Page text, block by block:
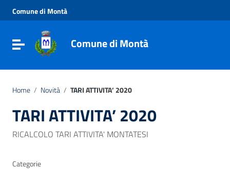
Vai al menu di navigazione
Vai al footer
Comune di Montà
Toggle navigationComune di Montà
Home / Novità / TARI ATTIVITA’ 2020
TARI ATTIVITA’ 2020
RICALCOLO TARI ATTIVITA' MONTATESI
Categorie